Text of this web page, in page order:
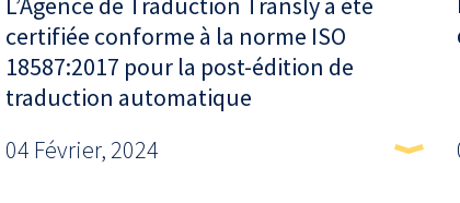
certifiée conforme à la norme ISO
18587:2017 pour la post-édition de
traduction automatique
04 Février, 2024